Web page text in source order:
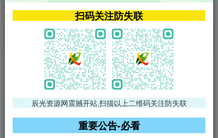
VIP特权介绍 APP源码
VIP特权介绍
火
VIP特权介绍
影视源码
影视源码
免费领支付宝红包
腾讯轻量4核4G3M服务器38元/
扫码关注防失联
辰光资源网震撼开站,扫描以上二维码关注防失联
重要公告-必看